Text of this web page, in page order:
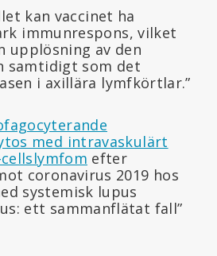
kan vaccinet ha
immunrespons, vilket
upplösning av den
samtidigt som det
i axillära lymfkörtlar.”
med intravaskulärt
efter
coronavirus 2019 hos
systemisk lupus
ett sammanflätat fall”